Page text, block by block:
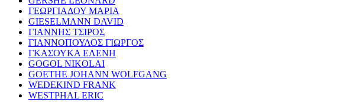
ΓΕΩΡΓΙΑΔΟΥ ΜΑΡΙΑ
GIESELMANN DAVID
ΓΙΑΝΝΗΣ ΤΣΙΡΟΣ
ΓΙΑΝΝΟΠΟΥΛΟΣ ΓΙΩΡΓΟΣ
ΓΚΑΣΟΥΚΑ ΕΛΕΝΗ
GOGOL NIKOLAI
GOETHE JOHANN WOLFGANG
WEDEKIND FRANK
WESTPHAL ERIC